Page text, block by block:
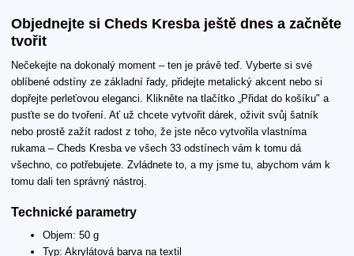
Objednejte si Cheds Kresba ještě dnes a začněte
tvořit
Nečekejte na dokonalý moment – ten je právě teď. Vyberte si své
oblíbené odstíny ze základní řady, přidejte metalický akcent nebo si
dopřejte perleťovou eleganci. Klikněte na tlačítko „Přidat do košíku" a
pusťte se do tvoření. Ať už chcete vytvořit dárek, oživit svůj šatník
nebo prostě zažít radost z toho, že jste něco vytvořila vlastníma
rukama – Cheds Kresba ve všech 33 odstínech vám k tomu dá
všechno, co potřebujete. Zvládnete to, a my jsme tu, abychom vám k
tomu dali ten správný nástroj.
Technické parametry
Objem: 50 g
Typ: Akrylátová barva na textil